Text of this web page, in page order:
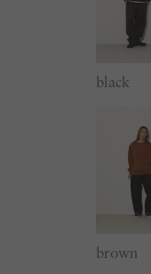
black
brown